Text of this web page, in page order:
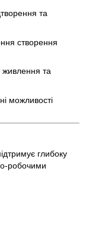
та
створення
та
можливості
глибоку
робочими